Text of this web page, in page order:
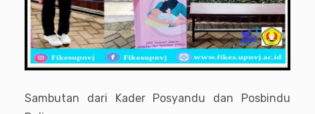
Sambutan dari Kader Posyandu dan Posbindu